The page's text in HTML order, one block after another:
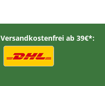
Versandkostenfrei ab 39€*: